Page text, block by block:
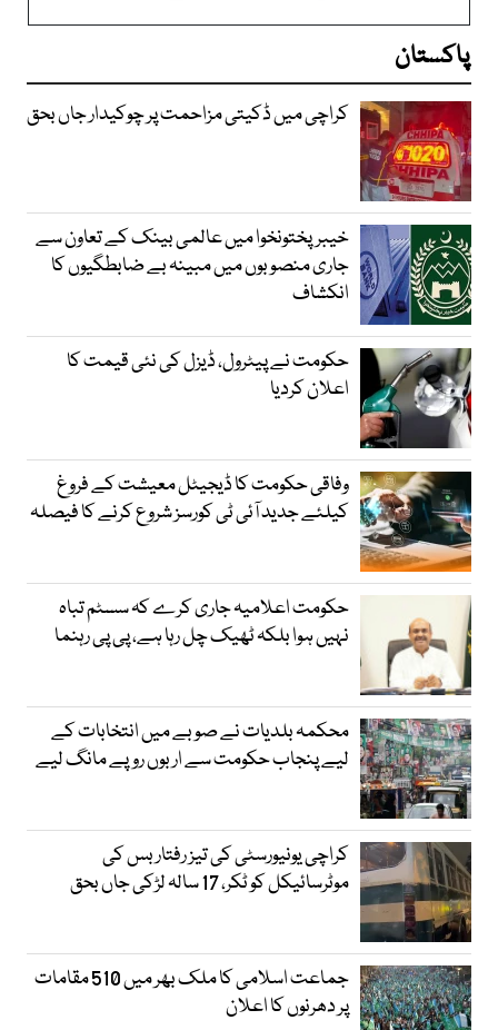
پاکستان
کراچی میں ڈکیتی مزاحمت پر چوکیدار جاں بحق
خیبرپختونخوا میں عالمی بینک کے تعاون سے
جاری منصوبوں میں مبینہ بے ضابطگیوں کا
انکشاف
حکومت نے پیٹرول، ڈیزل کی نئی قیمت کا
اعلان کردیا
وفاقی حکومت کا ڈیجیٹل معیشت کے فروغ
کیلئے جدید آئی ٹی کورسز شروع کرنے کا فیصلہ
حکومت اعلامیہ جاری کرے کہ سسٹم تباہ
نہیں ہوا بلکہ ٹھیک چل رہا ہے، پی پی رہنما
محکمہ بلدیات نے صوبے میں انتخابات کے
لیے پنجاب حکومت سے اربوں روپے مانگ لیے
کراچی یونیورسٹی کی تیز رفتار بس کی
موٹرسائیکل کو ٹکر، 17 سالہ لڑکی جاں بحق
جماعت اسلامی کا ملک بھر میں 510 مقامات
پر دھرنوں کا اعلان